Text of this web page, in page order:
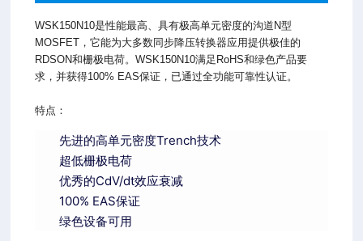
WSK150N10是性能最高、具有极高单元密度的沟道N型
MOSFET，它能为大多数同步降压转换器应用提供极佳的
RDSON和栅极电荷。WSK150N10满足RoHS和绿色产品要
求，并获得100% EAS保证，已通过全功能可靠性认证。
特点：
先进的高单元密度Trench技术
超低栅极电荷
优秀的CdV/dt效应衰减
100% EAS保证
绿色设备可用